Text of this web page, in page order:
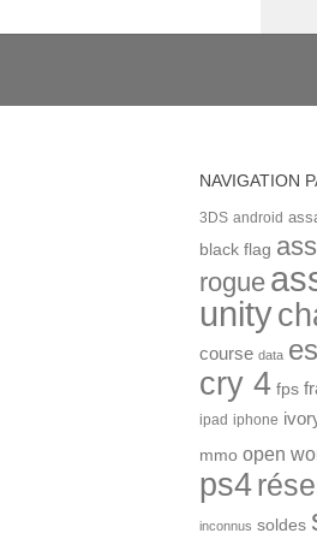
NAVIGATION
3DS android
black flag
rogue
unity
course data
cry 4 fps
ipad iphone
mmo open
ps4
inconnus soldes